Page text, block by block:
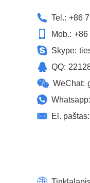
Tel.: +86
Mob.: +86
Skype:
QQ:
WeChat:
Whatsapp:
El. paštas: